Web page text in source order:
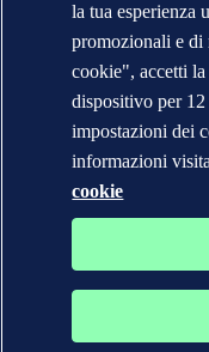
la tua esperienza
promozionali e
cookie", accetti
dispositivo per
impostazioni dei
informazioni
cookie